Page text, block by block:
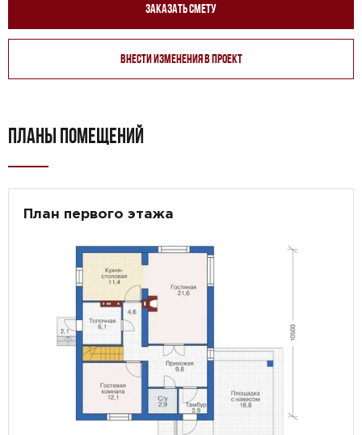
Заказать смету
Внести изменения в проект
ПЛАНЫ ПОМЕЩЕНИЙ
План первого этажа